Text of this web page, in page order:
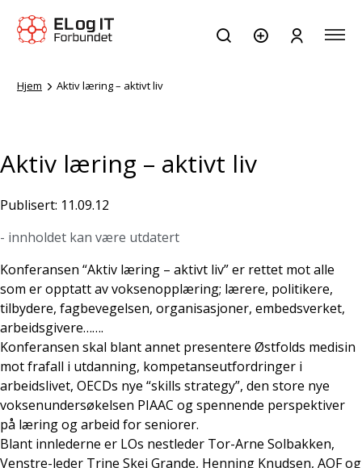
Hjem Aktiv læring – aktivt liv
Aktiv læring – aktivt liv
Publisert: 11.09.12
- innholdet kan være utdatert
Konferansen “Aktiv læring – aktivt liv” er rettet mot alle
som er opptatt av voksenopplæring; lærere, politikere,
tilbydere, fagbevegelsen, organisasjoner, embedsverket,
arbeidsgivere…….
Konferansen skal blant annet presentere Østfolds medisin
mot frafall i utdanning, kompetanseutfordringer i
arbeidslivet, OECDs nye “skills strategy”, den store nye
voksenundersøkelsen PIAAC og spennende perspektiver
på læring og arbeid for seniorer.
Blant innlederne er LOs nestleder Tor-Arne Solbakken,
Venstre-leder Trine Skei Grande, Henning Knudsen, AOF og